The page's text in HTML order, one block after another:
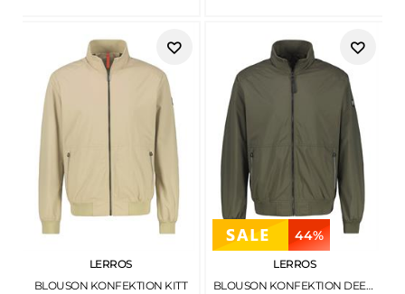
LERROS
BLOUSON KONFEKTION KITT
44%
LERROS
BLOUSON KONFEKTION DEEP OLIVE